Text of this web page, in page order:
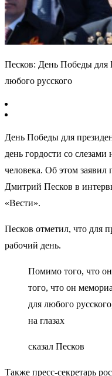
Песков: День Победы для
любого русского
День Победы для
день гордости со слезами
человека. Об этом заявил
Дмитрий Песков в
«Вести».
Песков отметил, что для
рабочий день.
Помимо того, что
того, что он
для любого
на глазах
сказал Песков
Также пресс-секретарь